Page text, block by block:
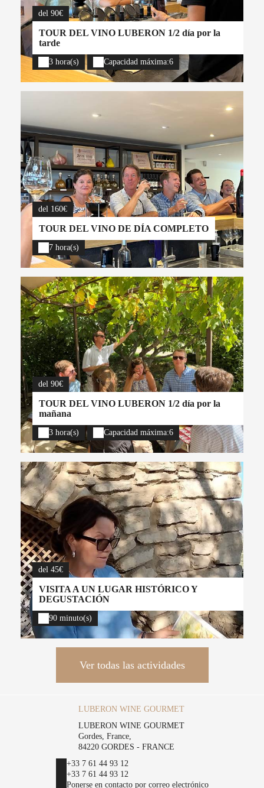
del 90€
TOUR DEL VINO LUBERON 1/2 día por la
tarde
3 hora(s) Capacidad máxima:6
del 160€
TOUR DEL VINO DE DÍA COMPLETO
7 hora(s)
del 90€
TOUR DEL VINO LUBERON 1/2 día por la
mañana
3 hora(s) Capacidad máxima:6
del 45€
VISITA A UN LUGAR HISTÓRICO Y
DEGUSTACIÓN
90 minuto(s)
Ver todas las actividades
LUBERON WINE GOURMET
LUBERON WINE GOURMET
Gordes, France,
84220 GORDES - FRANCE
+33 7 61 44 93 12
+33 7 61 44 93 12
Ponerse en contacto por correo electrónico